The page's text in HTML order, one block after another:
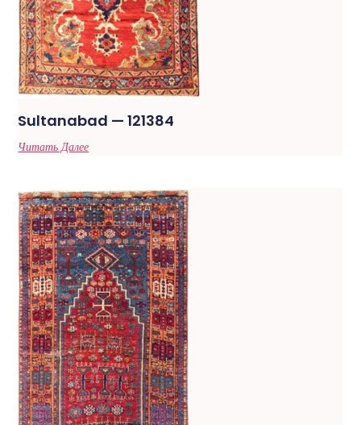
Sultanabad — 121384
Читать Далее